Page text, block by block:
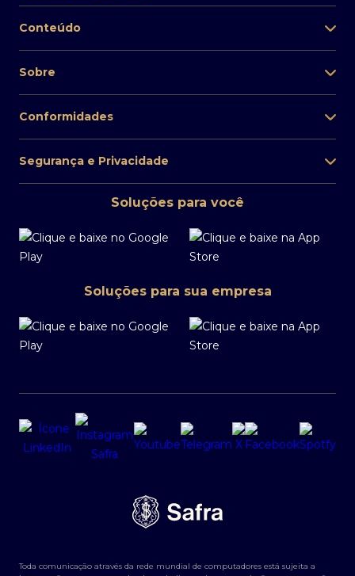
Conteúdo
Sobre
Conformidades
Segurança e Privacidade
Soluções para você
Soluções para sua empresa
Toda comunicação através da rede mundial de computadores está sujeita a